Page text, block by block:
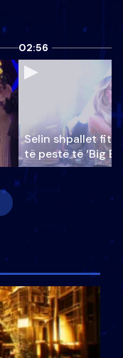
02:56
Selin shpallet
të pestë të ‘Big